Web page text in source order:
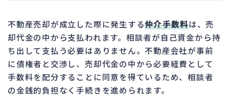
不動産売却が成立した際に発生する仲介手数料は、売
却代金の中から支払われます。相談者が自己資金から持
ち出して支払う必要はありません。不動産会社が事前
に債権者と交渉し、売却代金の中から必要経費として
手数料を配分することに同意を得ているため、相談者
の金銭的負担なく手続きを進められます。